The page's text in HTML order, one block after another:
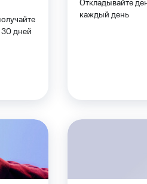
номер другого оператора
границей
дней
Откладывайте
каждый день